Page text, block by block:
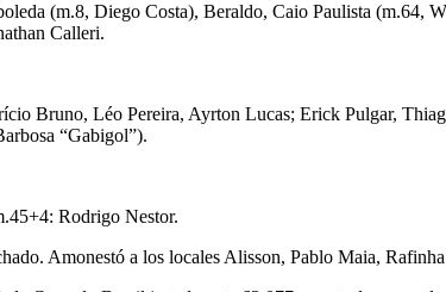
(m.8, Diego Costa), Beraldo, Caio Paulista
Calleri.
Bruno, Léo Pereira, Ayrton Lucas; Erick Pulgar,
“Gabigol”).
Rodrigo Nestor.
Amonestó a los locales Alisson, Pablo Maia,